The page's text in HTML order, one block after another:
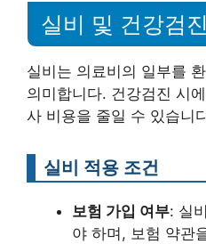
실비 및 건강검진
실비는 의료비의 일부를
의미합니다. 건강검진 시
사 비용을 줄일 수 있습니
실비 적용 조건
보험 가입 여부: 실
야 하며, 보험 약관